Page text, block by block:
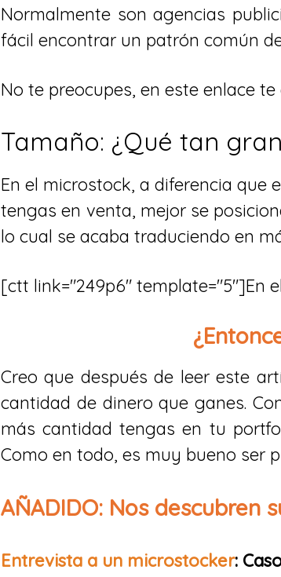
Normalmente son agencias
fácil encontrar un patrón común
No te preocupes, en este enlace
Tamaño: ¿Qué tan
En el microstock, a diferencia que
tengas en venta, mejor se
lo cual se acaba traduciendo en
[ctt link="249p6" template="5"]En
Creo que después de leer este
cantidad de dinero que ganes.
más cantidad tengas en tu
Como en todo, es muy bueno ser
​AÑADIDO: Nos descubren
Entrevista a un microstocker: